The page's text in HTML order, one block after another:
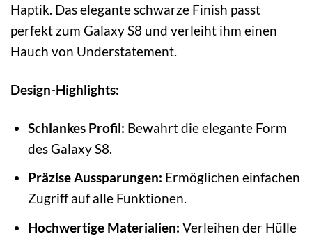
Haptik. Das elegante schwarze Finish passt
perfekt zum Galaxy S8 und verleiht ihm einen
Hauch von Understatement.
Design-Highlights:
Schlankes Profil: Bewahrt die elegante Form
des Galaxy S8.
Präzise Aussparungen: Ermöglichen einfachen
Zugriff auf alle Funktionen.
Hochwertige Materialien: Verleihen der Hülle